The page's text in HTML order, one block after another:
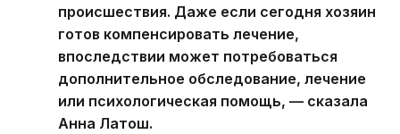
происшествия. Даже если сегодня хозяин
готов компенсировать лечение,
впоследствии может потребоваться
дополнительное обследование, лечение
или психологическая помощь, — сказала
Анна Латош.